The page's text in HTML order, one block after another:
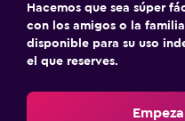
Hacemos que sea súper
con los amigos o la
disponible para su uso
el que reserves.